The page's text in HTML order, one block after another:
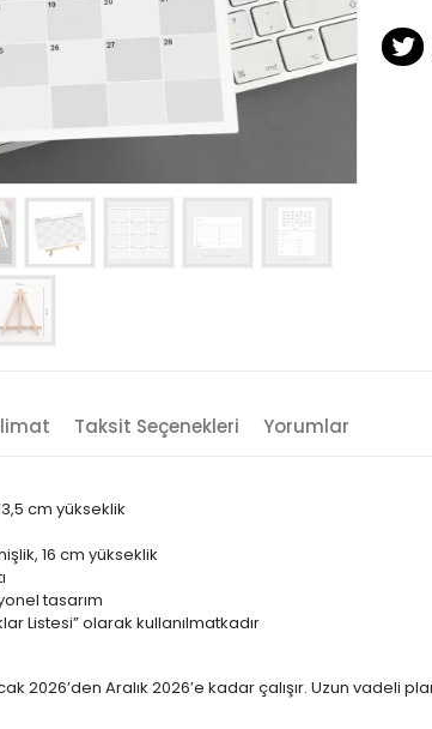
Taksit Seçenekleri Yorumlar
cm yükseklik
16 cm yükseklik
tasarım
Listesi” olarak kullanılmatkadır
2026’den Aralık 2026’e kadar çalışır. Uzun vadeli